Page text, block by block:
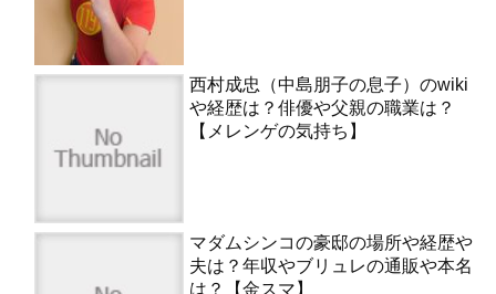
西村成忠（中島朋子の息子）のwiki
や経歴は？俳優や父親の職業は？
【メレンゲの気持ち】
マダムシンコの豪邸の場所や経歴や
夫は？年収やブリュレの通販や本名
は？【金スマ】